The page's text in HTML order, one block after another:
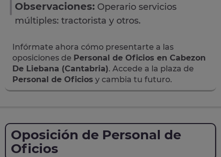
Observaciones: Operario servicios
múltiples: tractorista y otros.
Infórmate ahora cómo presentarte a las
oposiciones de Personal de Oficios en Cabezon
De Liebana (Cantabria). Accede a la plaza de
Personal de Oficios y cambia tu futuro.
Oposición de Personal de
Oficios